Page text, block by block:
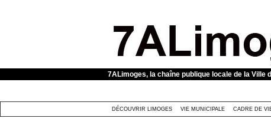
7ALimoges, la chaîne publique locale de la Ville
DÉCOUVRIR LIMOGES VIE MUNICIPALE CADRE DE